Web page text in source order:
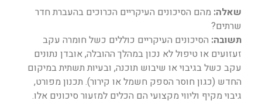
שאלה: מהם הסיכונים העיקריים הכרוכים בהעברת חדר
שרתים?
תשובה: הסיכונים העיקריים כוללים כשל חומרה עקב
זעזועים או טיפול לא נכון במהלך ההובלה, אובדן נתונים
עקב כשל בגיבוי או שיבוש תוכנה, ובעיות תשתית במיקום
החדש (כגון חוסר הספק חשמל או קירור). תכנון מפורט,
גיבוי מקיף וליווי מקצועי הם הכלים למזעור סיכונים אלו.